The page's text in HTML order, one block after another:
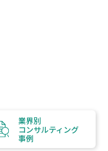
業界別
コンサルティング
事例